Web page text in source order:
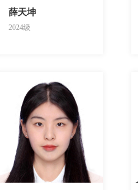
薛天坤
2024级